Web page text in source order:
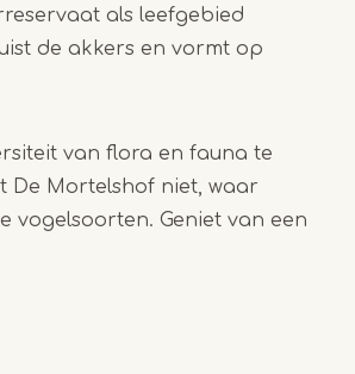
als leefgebied
de akkers en vormt op
van flora en fauna te
De Mortelshof niet, waar
vogelsoorten. Geniet van een